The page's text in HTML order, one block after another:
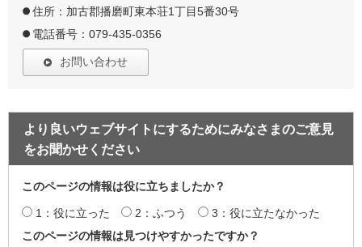
住所：加古郡播磨町東本荘1丁目5番30号
電話番号：079-435-0356
お問い合わせ
より良いウェブサイトにするためにみなさまのご意見
をお聞かせください
このページの情報は役に立ちましたか？
1：役に立った 2：ふつう
3：役に立たなかった
このページの情報は見つけやすかったですか？